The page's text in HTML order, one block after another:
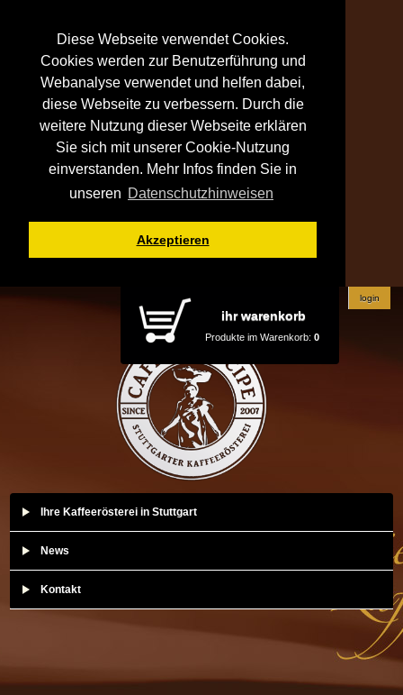
Diese Webseite verwendet Cookies.
Cookies werden zur Benutzerführung und
Webanalyse verwendet und helfen dabei,
diese Webseite zu verbessern. Durch die
weitere Nutzung dieser Webseite erklären
Sie sich mit unserer Cookie-Nutzung
einverstanden. Mehr Infos finden Sie in
unseren Datenschutzhinweisen
Akzeptieren
ihr warenkorb
Produkte im Warenkorb: 0
login
Ihre Kaffeerösterei in Stuttgart
News
Kontakt